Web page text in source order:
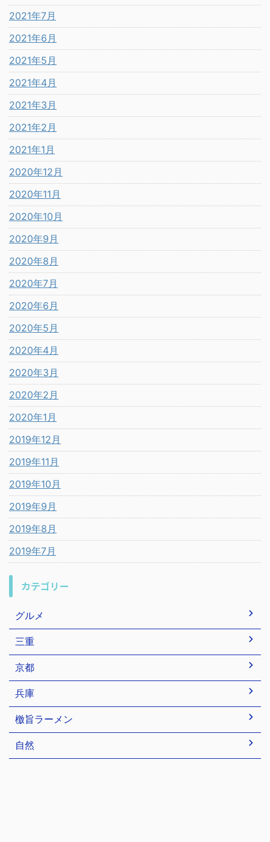
2021年7月
2021年6月
2021年5月
2021年4月
2021年3月
2021年2月
2021年1月
2020年12月
2020年11月
2020年10月
2020年9月
2020年8月
2020年7月
2020年6月
2020年5月
2020年4月
2020年3月
2020年2月
2020年1月
2019年12月
2019年11月
2019年10月
2019年9月
2019年8月
2019年7月
カテゴリー
グルメ
三重
京都
兵庫
檄旨ラーメン
自然